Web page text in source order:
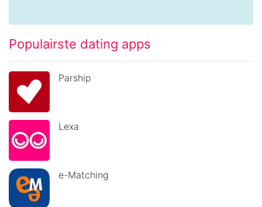
Populairste dating apps
Parship
Lexa
e-Matching